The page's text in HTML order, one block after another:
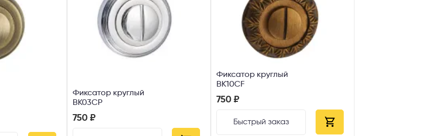
Фиксатор круглый
ВК03СР
750 ₽
Фиксатор круглый
ВК10CF
750 ₽
Быстрый заказ